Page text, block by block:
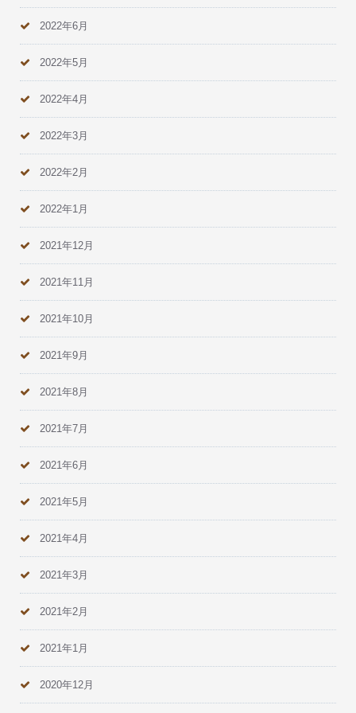
2022年6月
2022年5月
2022年4月
2022年3月
2022年2月
2022年1月
2021年12月
2021年11月
2021年10月
2021年9月
2021年8月
2021年7月
2021年6月
2021年5月
2021年4月
2021年3月
2021年2月
2021年1月
2020年12月